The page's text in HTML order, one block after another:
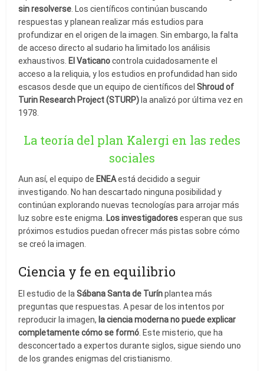
sin resolverse . Los científicos continúan buscando
respuestas y planean realizar más estudios para
profundizar en el origen de la imagen. Sin embargo, la falta
de acceso directo al sudario ha limitado los análisis
exhaustivos. El Vaticanocontrola cuidadosamente el
acceso a la reliquia, y los estudios en profundidad han sido
escasos desde que un equipo de científicos delShroud of
Turin Research Project (STURP) la analizó por última vez en
1978.
La teoría del plan Kalergi en las redes
sociales
Aun así, el equipo de ENEAestá decidido a seguir
investigando. No han descartado ninguna posibilidad y
continúan explorando nuevas tecnologías para arrojar más
luz sobre este enigma. Los investigadoresesperan que sus
próximos estudios puedan ofrecer más pistas sobre cómo
se creó la imagen.
Ciencia y fe en equilibrio
El estudio de laSábana Santa de Turínplantea más
preguntas que respuestas. A pesar de los intentos por
reproducir la imagen, la ciencia moderna no puede explicar
completamente cómo se formó . Este misterio, que ha
desconcertado a expertos durante siglos, sigue siendo uno
de los grandes enigmas del cristianismo.